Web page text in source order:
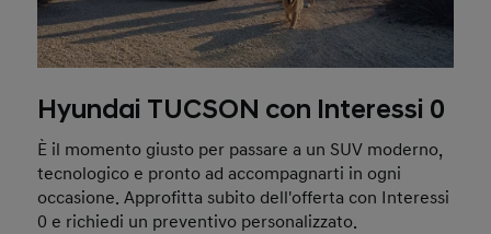
Hyundai TUCSON con Interessi 0
È il momento giusto per passare a un SUV moderno,
tecnologico e pronto ad accompagnarti in ogni
occasione. Approfitta subito dell'offerta con Interessi
0 e richiedi un preventivo personalizzato.